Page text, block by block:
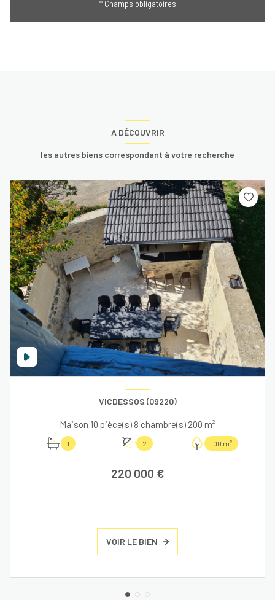
* Champs obligatoires
A DÉCOUVRIR
les autres biens correspondant à votre recherche
VICDESSOS (09220)
Maison 10 pièce(s) 8 chambre(s) 200 m²
1 2 100 m²
220 000 €
VOIR LE BIEN